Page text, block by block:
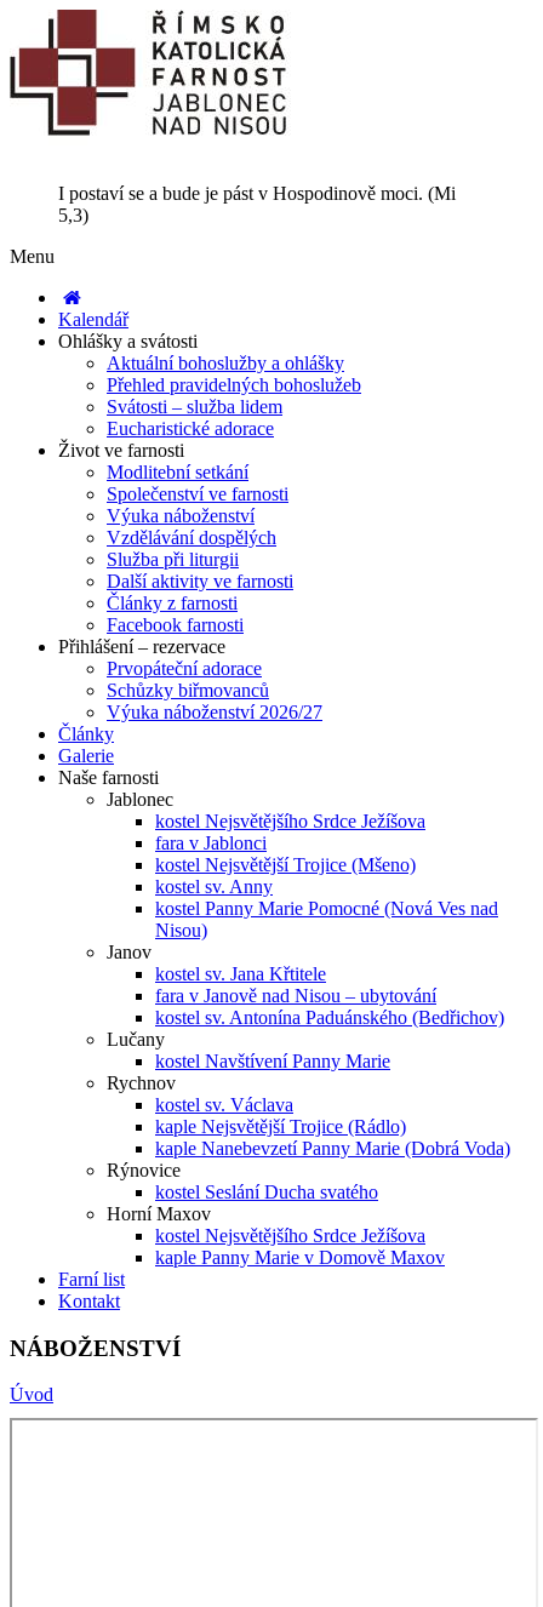
I postaví se a bude je pást v Hospodinově moci. (Mi
5,3)
Menu
Kalendář
Ohlášky a svátosti
Aktuální bohoslužby a ohlášky
Přehled pravidelných bohoslužeb
Svátosti – služba lidem
Eucharistické adorace
Život ve farnosti
Modlitební setkání
Společenství ve farnosti
Výuka náboženství
Vzdělávání dospělých
Služba při liturgii
Další aktivity ve farnosti
Články z farnosti
Facebook farnosti
Přihlášení – rezervace
Prvopáteční adorace
Schůzky biřmovanců
Výuka náboženství 2026/27
Články
Galerie
Naše farnosti
Jablonec
kostel Nejsvětějšího Srdce Ježíšova
fara v Jablonci
kostel Nejsvětější Trojice (Mšeno)
kostel sv. Anny
kostel Panny Marie Pomocné (Nová Ves nad
Nisou)
Janov
kostel sv. Jana Křtitele
fara v Janově nad Nisou – ubytování
kostel sv. Antonína Paduánského (Bedřichov)
Lučany
kostel Navštívení Panny Marie
Rychnov
kostel sv. Václava
kaple Nejsvětější Trojice (Rádlo)
kaple Nanebevzetí Panny Marie (Dobrá Voda)
Rýnovice
kostel Seslání Ducha svatého
Horní Maxov
kostel Nejsvětějšího Srdce Ježíšova
kaple Panny Marie v Domově Maxov
Farní list
Kontakt
NÁBOŽENSTVÍ
Úvod